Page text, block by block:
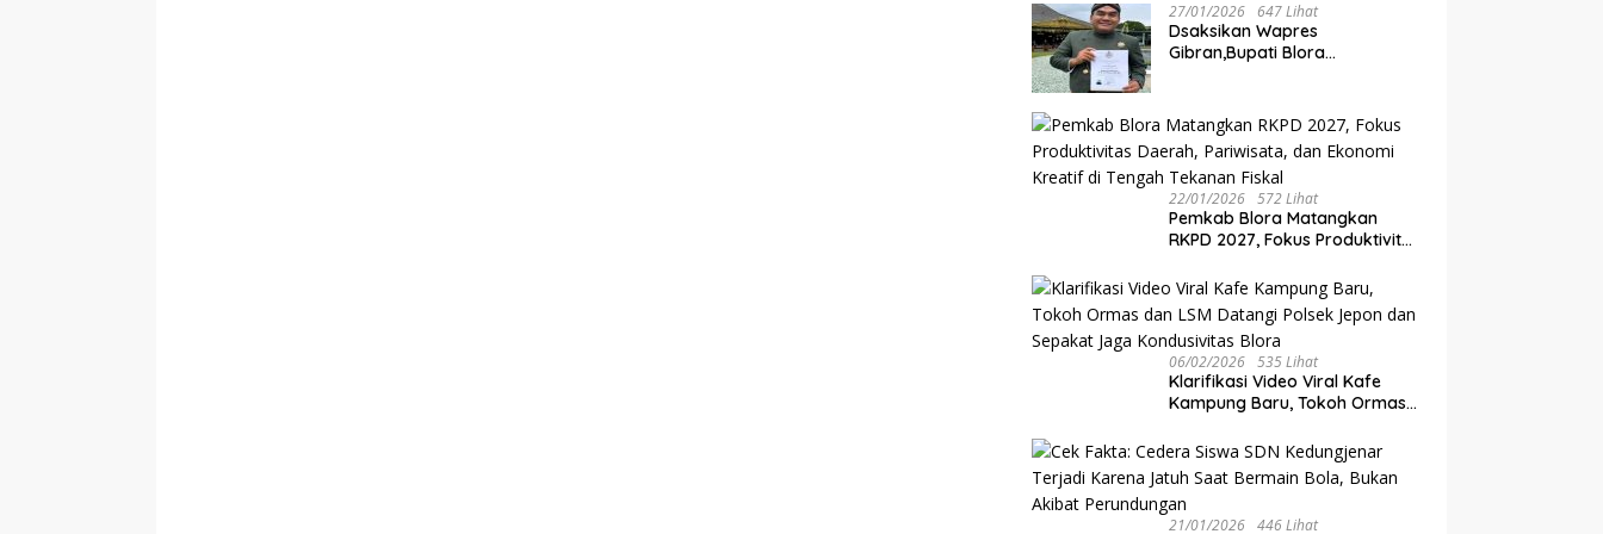
27/01/2026 647 Lihat
‎Dsaksikan Wapres
Gibran,Bupati Blora
Mangkunegoro X di Pura
Mangkunegaran
22/01/2026 572 Lihat
‎Pemkab Blora Matangkan
RKPD 2027, Fokus Produktivitas
Ekonomi Kreatif di Tengah
Tekanan Fiskal
06/02/2026 535 Lihat
‎Klarifikasi Video Viral Kafe
Kampung Baru, Tokoh Ormas
dan Sepakat Jaga
Kondusivitas Blora
21/01/2026 446 Lihat